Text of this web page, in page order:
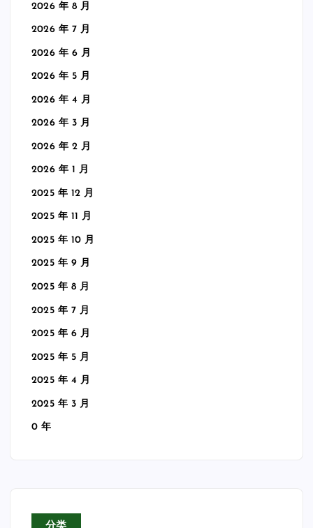
2026 年 8 月
2026 年 7 月
2026 年 6 月
2026 年 5 月
2026 年 4 月
2026 年 3 月
2026 年 2 月
2026 年 1 月
2025 年 12 月
2025 年 11 月
2025 年 10 月
2025 年 9 月
2025 年 8 月
2025 年 7 月
2025 年 6 月
2025 年 5 月
2025 年 4 月
2025 年 3 月
0 年